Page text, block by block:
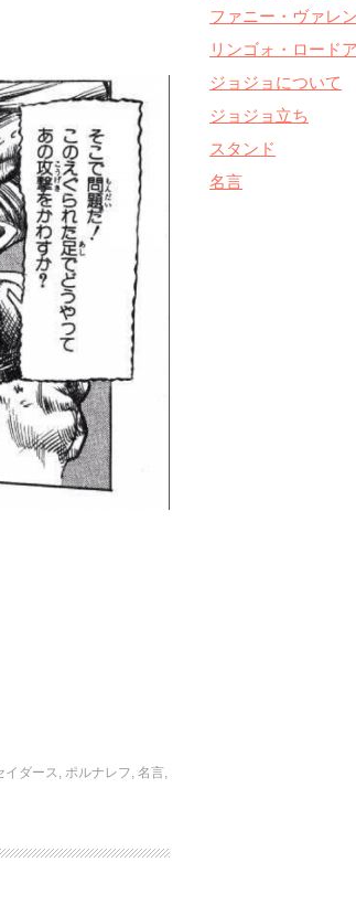
イダース ポルナレフ 名言
ファニー・ヴァレ
リンゴォ・ロード
ジョジョについて
ジョジョ立ち
スタンド
名言